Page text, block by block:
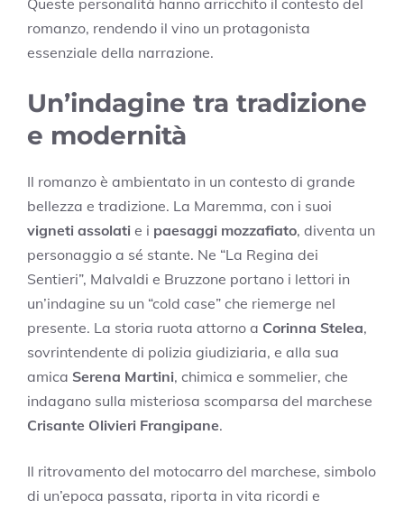
romanzo, rendendo il vino un protagonista
essenziale della narrazione.
Un’indagine tra tradizione
e modernità
Il romanzo è ambientato in un contesto di grande
bellezza e tradizione. La Maremma, con i suoi
vigneti assolati e i paesaggi mozzafiato, diventa un
personaggio a sé stante. Ne “La Regina dei
Sentieri”, Malvaldi e Bruzzone portano i lettori in
un’indagine su un “cold case” che riemerge nel
presente. La storia ruota attorno a Corinna Stelea,
sovrintendente di polizia giudiziaria, e alla sua
amica Serena Martini, chimica e sommelier, che
indagano sulla misteriosa scomparsa del marchese
Crisante Olivieri Frangipane.
Il ritrovamento del motocarro del marchese, simbolo
di un’epoca passata, riporta in vita ricordi e